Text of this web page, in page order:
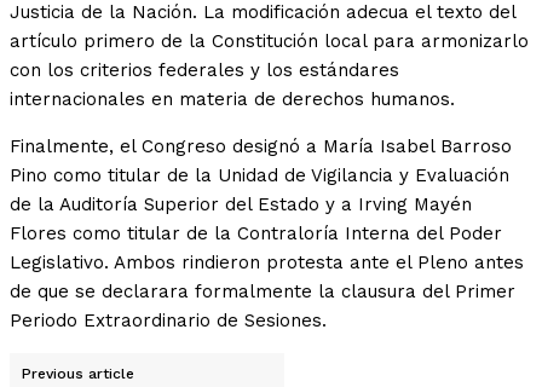
Justicia de la Nación. La modificación adecua el texto del
artículo primero de la Constitución local para armonizarlo
con los criterios federales y los estándares
internacionales en materia de derechos humanos.
Finalmente, el Congreso designó a María Isabel Barroso
Pino como titular de la Unidad de Vigilancia y Evaluación
de la Auditoría Superior del Estado y a Irving Mayén
Flores como titular de la Contraloría Interna del Poder
Legislativo. Ambos rindieron protesta ante el Pleno antes
de que se declarara formalmente la clausura del Primer
Periodo Extraordinario de Sesiones.
Previous article